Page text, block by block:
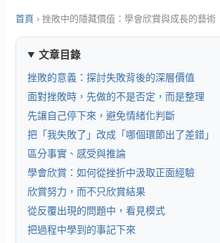
首頁 ›挫敗中的隱藏價值：學會欣賞與成長的藝術
文章目錄
挫敗的意義：探討失敗背後的深層價值
面對挫敗時，先做的不是否定，而是整理
先讓自己停下來，避免情緒化判斷
把「我失敗了」改成「哪個環節出了差錯」
區分事實、感受與推論
學會欣賞：如何從挫折中汲取正面經驗
欣賞努力，而不只欣賞結果
從反覆出現的問題中，看見模式
把過程中學到的事記下來